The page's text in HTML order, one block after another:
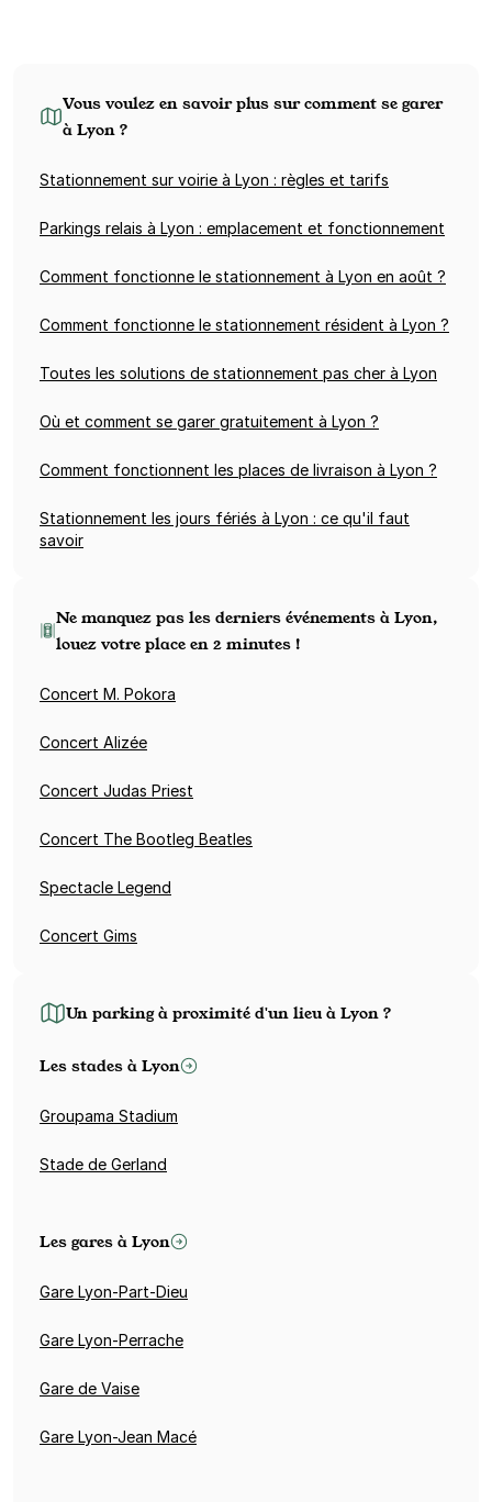
Vous voulez en savoir plus sur comment se garer
à Lyon ?
Stationnement sur voirie à Lyon : règles et tarifs
Parkings relais à Lyon : emplacement et fonctionnement
Comment fonctionne le stationnement à Lyon en août ?
Comment fonctionne le stationnement résident à Lyon ?
Toutes les solutions de stationnement pas cher à Lyon
Où et comment se garer gratuitement à Lyon ?
Comment fonctionnent les places de livraison à Lyon ?
Stationnement les jours fériés à Lyon : ce qu'il faut
savoir
Ne manquez pas les derniers événements à Lyon,
louez votre place en 2 minutes !
Concert M. Pokora
Concert Alizée
Concert Judas Priest
Concert The Bootleg Beatles
Spectacle Legend
Concert Gims
Un parking à proximité d'un lieu à Lyon ?
Les stades à Lyon
Groupama Stadium
Stade de Gerland
Les gares à Lyon
Gare Lyon-Part-Dieu
Gare Lyon-Perrache
Gare de Vaise
Gare Lyon-Jean Macé